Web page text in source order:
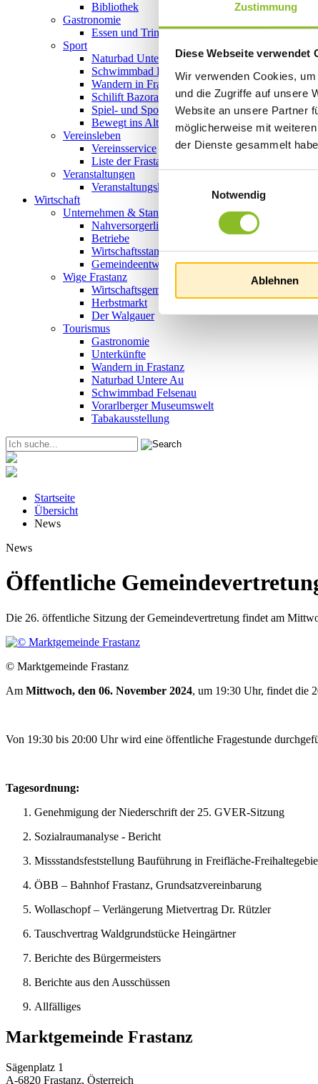
Zustimmung
Diese Webseite verwendet
Wir verwenden Cookies,
und die Zugriffe auf unsere
Website an unsere Partner
möglicherweise mit
der Dienste gesammelt
Notwendig
Ablehnen
Bibliothek
Gastronomie
Essen und Trinken in Frastanz
Sport
Naturbad Untere Au
Schwimmbad Felsenau
Wandern in Frastanz
Schilift Bazora
Spiel- und Sportstätten
Bewegt ins Alter
Vereinsleben
Vereinsservice
Liste der Frastanzer Vereine
Veranstaltungen
Veranstaltungskalender
Wirtschaft
Unternehmen & Standort
Nahversorgerliste
Betriebe
Wirtschaftsstandort Frastanz
Gemeindeentwicklung
Wige Frastanz
Wirtschaftsgemeinschaft
Herbstmarkt
Der Walgauer
Tourismus
Gastronomie
Unterkünfte
Wandern in Frastanz
Naturbad Untere Au
Schwimmbad Felsenau
Vorarlberger Museumswelt
Tabakausstellung
Startseite
Übersicht
News
News
Öffentliche
Die 26. öffentliche Sitzung der Gemeindevertretung findet am
© Marktgemeinde Frastanz
Am Mittwoch, den 06. November 2024, um 19:30 Uhr, findet die
Von 19:30 bis 20:00 Uhr wird eine öffentliche Fragestunde
Tagesordnung:
Genehmigung der Niederschrift der 25. GVER-Sitzung
Sozialraumanalyse - Bericht
Missstandsfeststellung Bauführung in Freifläche-
ÖBB – Bahnhof Frastanz, Grundsatzvereinbarung
Wollaschopf – Verlängerung Mietvertrag Dr. Rützler
Tauschvertrag Waldgrundstücke Heingärtner
Berichte des Bürgermeisters
Berichte aus den Ausschüssen
Allfälliges
Marktgemeinde Frastanz
Sägenplatz 1
A-6820 Frastanz, Österreich